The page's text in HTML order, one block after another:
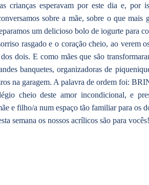
crianças esperavam por este dia e, por
sobre a mãe, sobre o que
um delicioso bolo de iogurte para
rasgado e o coração cheio, ao verem
dois. E como mães que são
banquetes, organizadoras de
na garagem. A palavra de ordem foi:
cheio deste amor incondicional, e
e filho/a num espaço tão familiar para os
semana os nossos acrílicos são para vocês!